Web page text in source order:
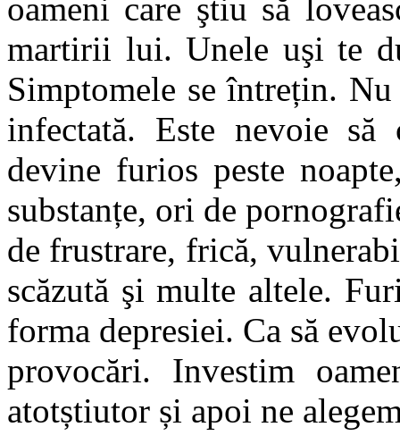
oameni care ştiu să
martirii lui. Unele uşi te
Simptomele se întrețin.
infectată. Este nevoie
devine furios peste
substanțe, ori de
de frustrare, frică,
scăzută şi multe altele.
forma depresiei. Ca să
provocări. Investim
atotștiutor și apoi ne